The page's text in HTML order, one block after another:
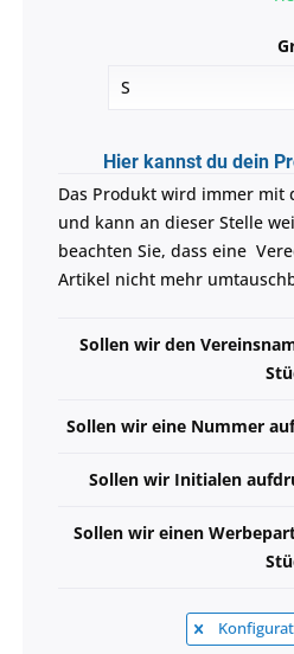
Hier kannst du dein
Das Produkt wird immer mit
und kann an dieser Stelle
beachten Sie, dass eine
Artikel nicht mehr
Sollen wir den
Sollen wir eine Nummer
Sollen wir Initialen
Sollen wir einen